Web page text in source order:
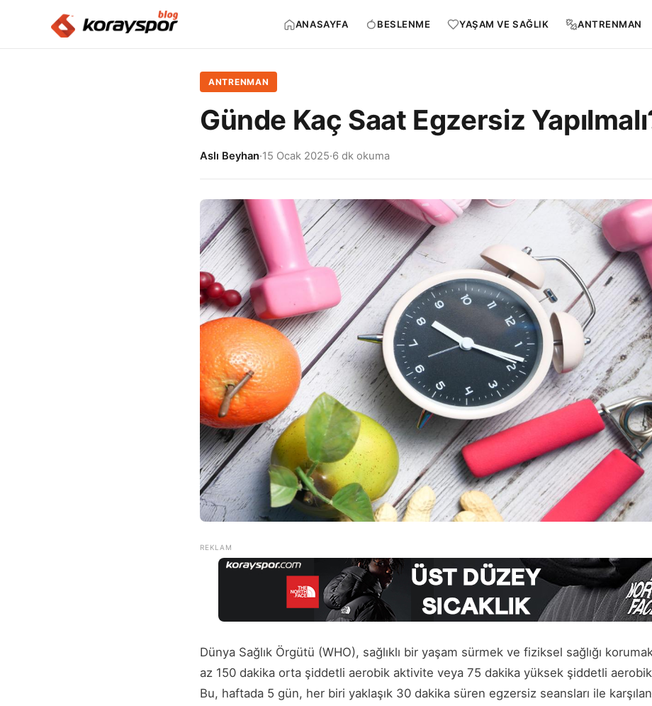
ANASAYFA BESLENME YAŞAM VE SAĞLIK ANTRENMAN
ANTRENMAN
Günde Kaç Saat Egzersiz
Aslı Beyhan·15 Ocak 2025·6 dk okuma
Dünya Sağlık Örgütü (WHO), sağlıklı bir yaşam sürmek ve fiziksel sağlığı
az 150 dakika orta şiddetli aerobik aktivite veya 75 dakika yüksek şiddetli
Bu, haftada 5 gün, her biri yaklaşık 30 dakika süren egzersiz seansları ile